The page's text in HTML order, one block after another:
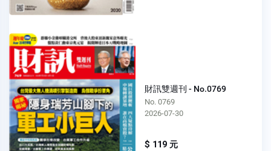
財訊雙週刊 - No.0769
No. 0769
2026-07-30
$ 119 元